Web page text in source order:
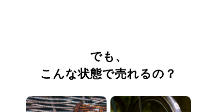
でも、
こんな状態で売れるの？